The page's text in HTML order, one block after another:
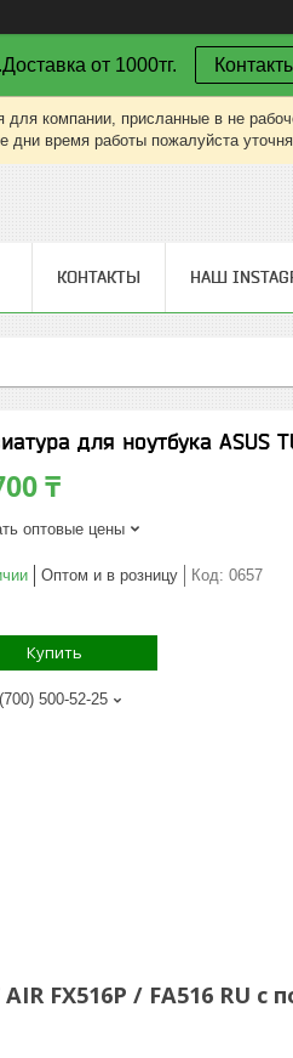
от 1000тг.
компании, присланные в не
время работы пожалуйста
КОНТАКТЫ НАШ
для ноутбука ASUS
₸
оптовые цены
Оптом и в розницу Код: 0657
Купить
500-52-25
FX516P / FA516 RU